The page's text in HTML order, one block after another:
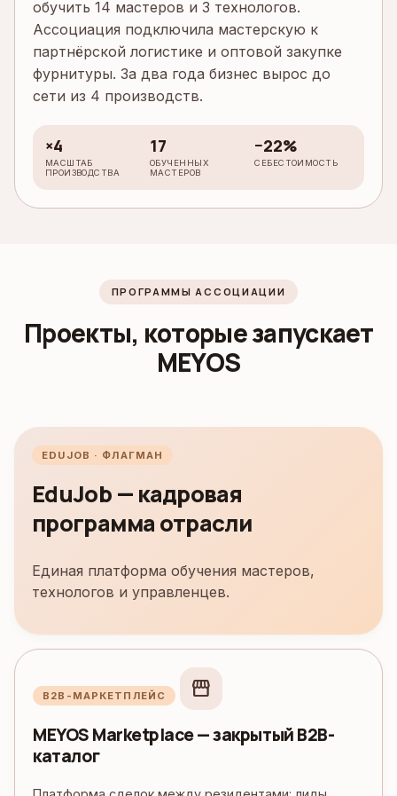
обучить 14 мастеров и 3 технологов.
Ассоциация подключила мастерскую к
партнёрской логистике и оптовой закупке
фурнитуры. За два года бизнес вырос до
сети из 4 производств.
×4
МАСШТАБ
ПРОИЗВОДСТВА
17
ОБУЧЕННЫХ
МАСТЕРОВ
−22%
СЕБЕСТОИМОСТЬ
ПРОГРАММЫ АССОЦИАЦИИ
Проекты, которые запускает
MEYOS
EDUJOB · ФЛАГМАН
EduJob — кадровая
программа отрасли
Единая платформа обучения мастеров,
технологов и управленцев.
B2B-МАРКЕТПЛЕЙС storefront
MEYOS Marketplace — закрытый B2B-
каталог